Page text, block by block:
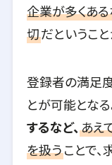
企業が多くあ
切だということ
登録者の満足
とが可能となる
するなど、 あえ
を扱うことで